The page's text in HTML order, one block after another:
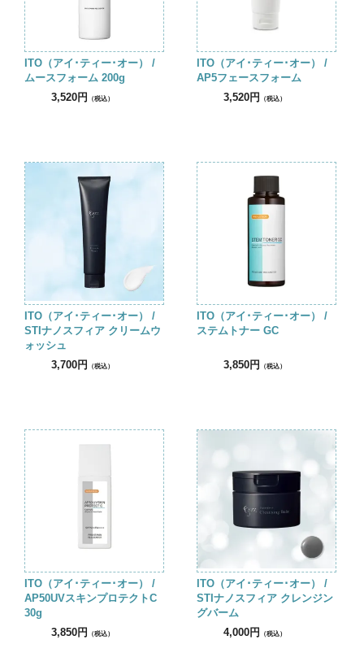
ITO（アイ･ティー･オー） /
ムースフォーム 200g
3,520円
（税込）
ITO（アイ･ティー･オー） /
AP5フェースフォーム
3,520円
（税込）
ITO（アイ･ティー･オー） /
STIナノスフィア クリームウ
ォッシュ
3,700円
（税込）
ITO（アイ･ティー･オー） /
ステムトナー GC
3,850円 （税込）
ITO（アイ･ティー･オー） /
AP50UVスキンプロテクトC
30g
3,850円
（税込）
ITO（アイ･ティー･オー） /
STIナノスフィア クレンジン
グバーム
4,000円 （税込）